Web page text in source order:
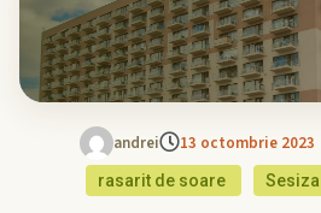
andrei 13 octombrie 2023
rasarit de soare